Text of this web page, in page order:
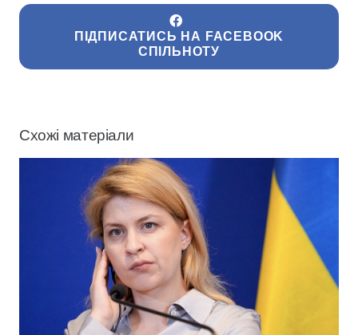
ПІДПИСАТИСЬ НА FACEBOOK
СПІЛЬНОТУ
Схожі матеріали